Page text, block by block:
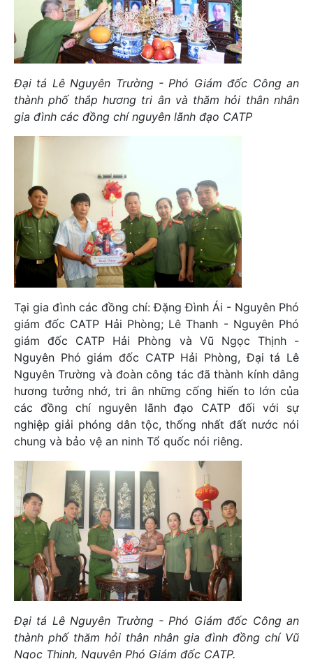
Đại tá Lê Nguyên Trường - Phó Giám đốc Công an
thành phố thắp hương tri ân và thăm hỏi thân nhân
gia đình các đồng chí nguyên lãnh đạo CATP
Tại gia đình các đồng chí: Đặng Đình Ái - Nguyên Phó
giám đốc CATP Hải Phòng; Lê Thanh - Nguyên Phó
giám đốc CATP Hải Phòng và Vũ Ngọc Thịnh -
Nguyên Phó giám đốc CATP Hải Phòng, Đại tá Lê
Nguyên Trường và đoàn công tác đã thành kính dâng
hương tưởng nhớ, tri ân những cống hiến to lớn của
các đồng chí nguyên lãnh đạo CATP đối với sự
nghiệp giải phóng dân tộc, thống nhất đất nước nói
chung và bảo vệ an ninh Tổ quốc nói riêng.
Đại tá Lê Nguyên Trường - Phó Giám đốc Công an
thành phố thăm hỏi thân nhân gia đình đồng chí Vũ
Ngọc Thịnh, Nguyên Phó Giám đốc CATP.